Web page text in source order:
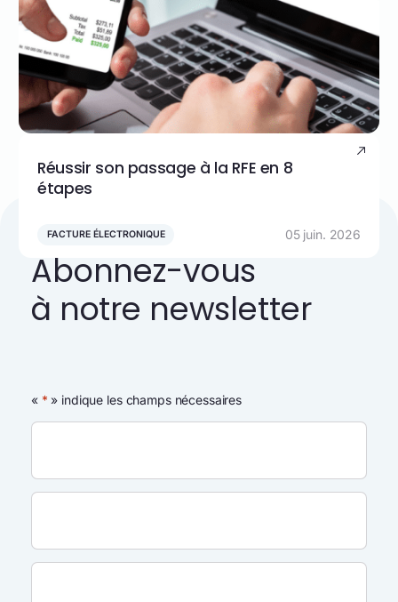
Réussir son passage à la RFE en 8
étapes
FACTURE ÉLECTRONIQUE 05 juin. 2026
Abonnez-vous
à notre newsletter
« * » indique les champs nécessaires